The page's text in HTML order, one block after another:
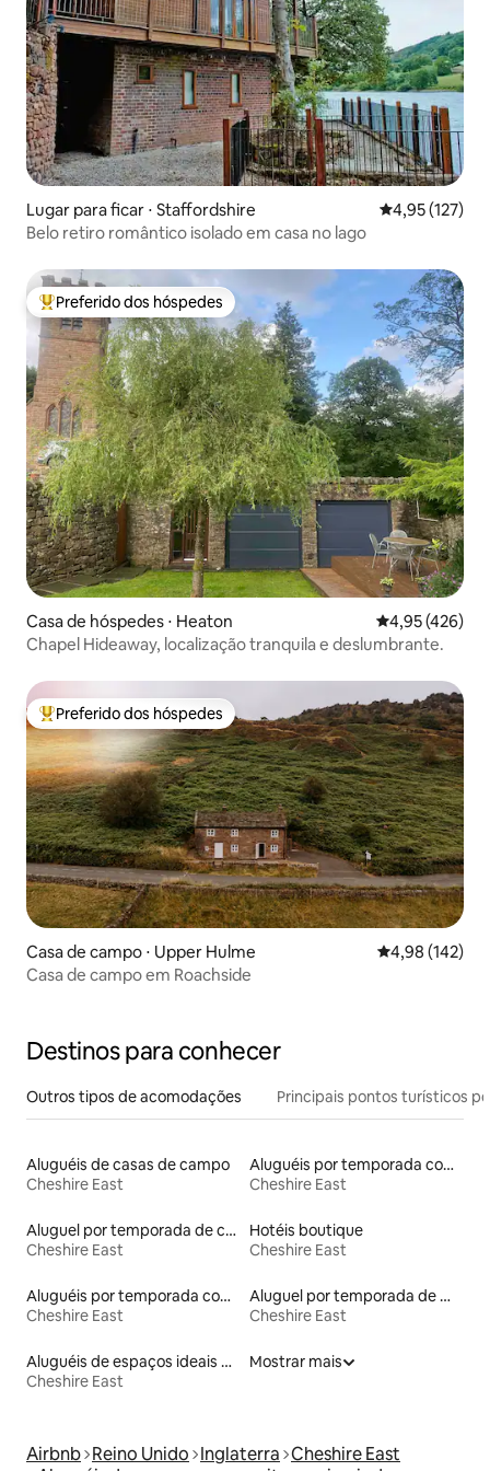
Lugar para ficar ⋅ Staffordshire 4,95 de uma
4,95 (127)
Belo retiro romântico isolado em casa no lago
Entre os melhores preferidos dos hóspedes
Preferido dos hóspedes
Casa de hóspedes ⋅ Heaton 4,95 de uma
4,95 (426)
Chapel Hideaway, localização tranquila e deslumbrante.
Entre os melhores preferidos dos hóspedes
Preferido dos hóspedes
Casa de campo ⋅ Upper Hulme 4,98 de uma
4,98 (142)
Casa de campo em Roachside
Destinos para conhecer
Outros tipos de acomodações Principais pontos turísticos
Aluguéis de casas de campo
Cheshire East
Aluguéis por temporada com café da manhã
Cheshire East
Aluguel por temporada de cabanas de pastor
Cheshire East
Hotéis boutique
Cheshire East
Aluguéis por temporada com suítes privativas
Cheshire East
Aluguel por temporada de microcasas
Cheshire East
Aluguéis de espaços ideais para famílias
Cheshire East
Mostrar mais
Airbnb Reino Unido Inglaterra Cheshire East